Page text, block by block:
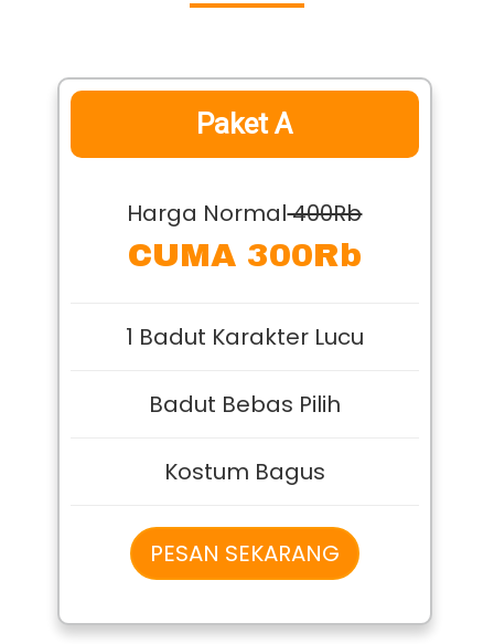
Paket A
Harga Normal400Rb
CUMA 300Rb
1 Badut Karakter Lucu
Badut Bebas Pilih
Kostum Bagus
PESAN SEKARANG